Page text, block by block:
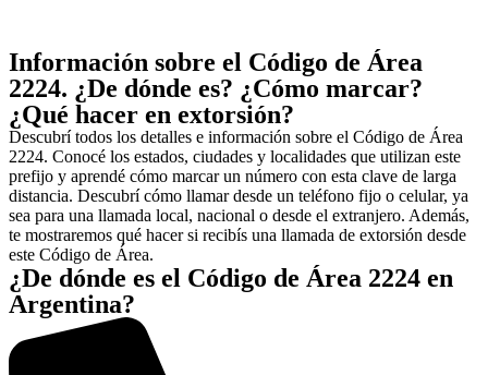
Información sobre el Código de Área
2224. ¿De dónde es? ¿Cómo marcar?
¿Qué hacer en extorsión?
Descubrí todos los detalles e información sobre el Código de Área
2224. Conocé los estados, ciudades y localidades que utilizan este
prefijo y aprendé cómo marcar un número con esta clave de larga
distancia. Descubrí cómo llamar desde un teléfono fijo o celular, ya
sea para una llamada local, nacional o desde el extranjero. Además,
te mostraremos qué hacer si recibís una llamada de extorsión desde
este Código de Área.
¿De dónde es el Código de Área 2224 en
Argentina?